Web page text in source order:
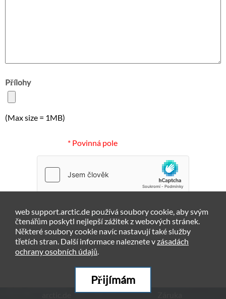
Přílohy
(Max size = 1MB)
* Povinná pole
Předložit
web support.arctic.de používá soubory cookie, aby svým
čtenářům poskytl nejlepší zážitek z webových stránek.
Některé soubory cookie navíc nastavují také služby
třetích stran. Další informace naleznete vzásadách
ochrany osobních údajů.
Přijímám